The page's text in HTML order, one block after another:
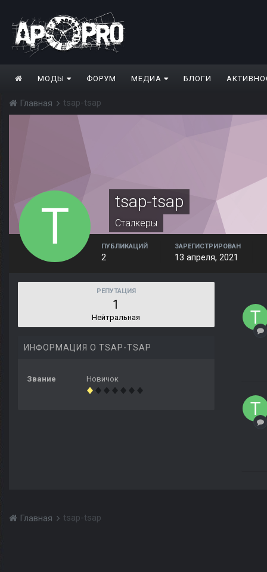
МОДЫ ФОРУМ МЕДИА БЛОГИ
Главная tsap-tsap
tsap-tsap
Сталкеры
ПУБЛИКАЦИЙ
2
ЗАРЕГИСТРИРОВАН
13 апреля, 2021
РЕПУТАЦИЯ
1
Нейтральная
ИНФОРМАЦИЯ О TSAP-TSAP
Звание Новичок
Главная tsap-tsap